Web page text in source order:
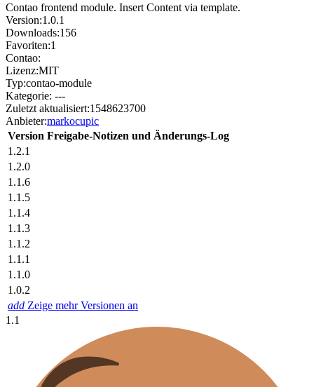
Contao frontend module. Insert Content via template.
Version:1.0.1
Downloads:156
Favoriten:1
Contao:
Lizenz:MIT
Typ:contao-module
Kategorie: ---
Zuletzt aktualisiert:1548623700
Anbieter:markocupic
Version Freigabe-Notizen und Änderungs-Log
1.2.1
1.2.0
1.1.6
1.1.5
1.1.4
1.1.3
1.1.2
1.1.1
1.1.0
1.0.2
add Zeige mehr Versionen an
1.1